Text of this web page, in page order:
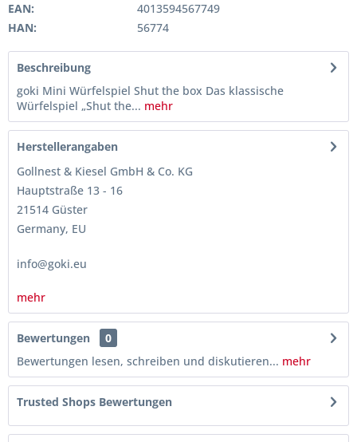
EAN:
4013594567749
HAN:
56774
Beschreibung
goki Mini Würfelspiel Shut the box Das klassische
Würfelspiel „Shut the... mehr
Herstellerangaben
Gollnest & Kiesel GmbH & Co. KG
Hauptstraße 13 - 16
21514 Güster
Germany, EU
info@goki.eu
mehr
Bewertungen
0
Bewertungen lesen, schreiben und diskutieren... mehr
Trusted Shops Bewertungen